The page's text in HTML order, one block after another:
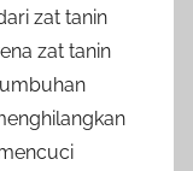
zat tanin
zat tanin